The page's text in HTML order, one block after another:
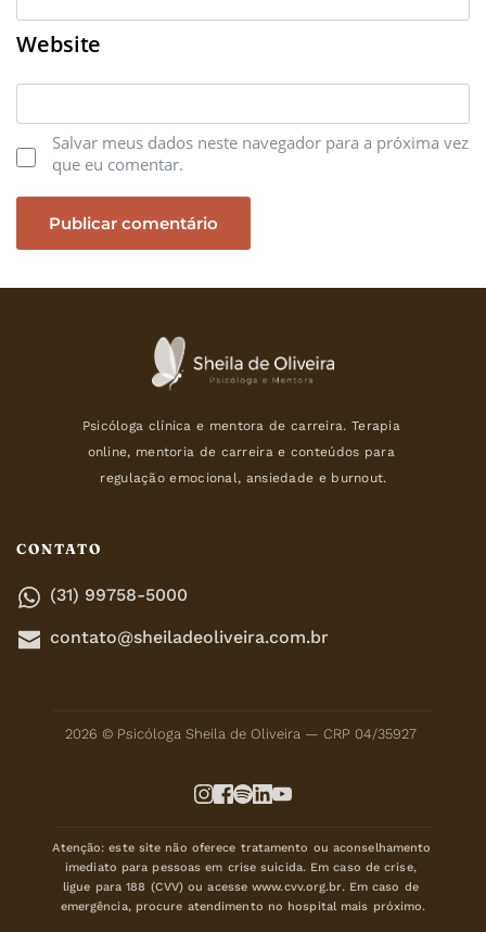
Website
Salvar meus dados neste navegador para a próxima vez
que eu comentar.
Psicóloga clínica e mentora de carreira. Terapia
online, mentoria de carreira e conteúdos para
regulação emocional, ansiedade e burnout.
CONTATO
(31) 99758-5000
contato@sheiladeoliveira.com.br
2026 © Psicóloga Sheila de Oliveira — CRP 04/35927
Atenção: este site não oferece tratamento ou aconselhamento
imediato para pessoas em crise suicida. Em caso de crise,
ligue para 188 (CVV) ou acesse www.cvv.org.br. Em caso de
emergência, procure atendimento no hospital mais próximo.